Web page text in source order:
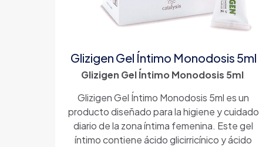
Glizigen Gel Íntimo Monodosis 5ml
Glizigen Gel Íntimo Monodosis 5ml
Glizigen Gel Íntimo Monodosis 5ml es un
producto diseñado para la higiene y cuidado
diario de la zona íntima femenina. Este gel
íntimo contiene ácido glicirricínico y ácido